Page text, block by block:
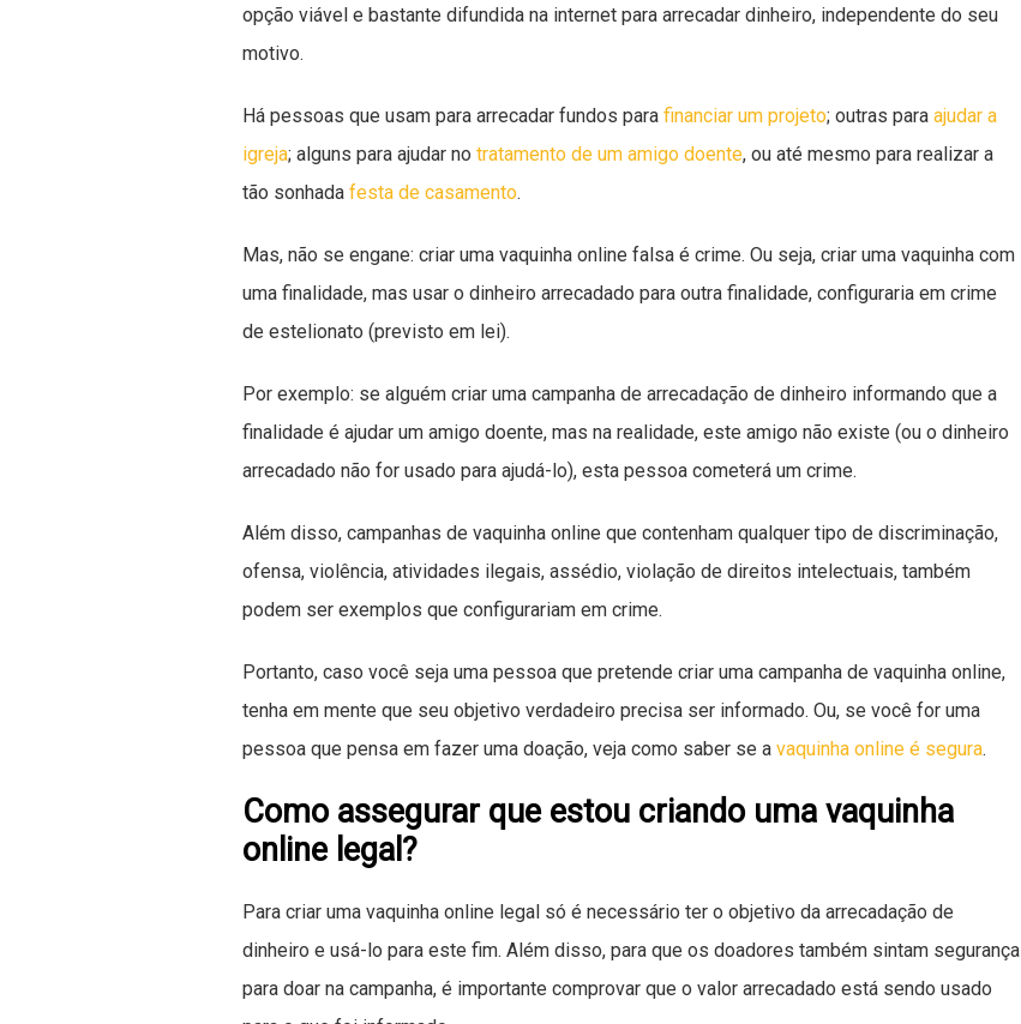
opção viável e bastante difundida na internet para arrecadar dinheiro, independente do seu
motivo.
Há pessoas que usam para arrecadar fundos para financiar um projeto; outras para ajudar a
igreja; alguns para ajudar no tratamento de um amigo doente, ou até mesmo para realizar a
tão sonhada festa de casamento.
Mas, não se engane: criar uma vaquinha online falsa é crime. Ou seja, criar uma vaquinha com
uma finalidade, mas usar o dinheiro arrecadado para outra finalidade, configuraria em crime
de estelionato (previsto em lei).
Por exemplo: se alguém criar uma campanha de arrecadação de dinheiro informando que a
finalidade é ajudar um amigo doente, mas na realidade, este amigo não existe (ou o dinheiro
arrecadado não for usado para ajudá-lo), esta pessoa cometerá um crime.
Além disso, campanhas de vaquinha online que contenham qualquer tipo de discriminação,
ofensa, violência, atividades ilegais, assédio, violação de direitos intelectuais, também
podem ser exemplos que configurariam em crime.
Portanto, caso você seja uma pessoa que pretende criar uma campanha de vaquinha online,
tenha em mente que seu objetivo verdadeiro precisa ser informado. Ou, se você for uma
pessoa que pensa em fazer uma doação, veja como saber se a vaquinha online é segura.
Como assegurar que estou criando uma vaquinha
online legal?
Para criar uma vaquinha online legal só é necessário ter o objetivo da arrecadação de
dinheiro e usá-lo para este fim. Além disso, para que os doadores também sintam segurança
para doar na campanha, é importante comprovar que o valor arrecadado está sendo usado